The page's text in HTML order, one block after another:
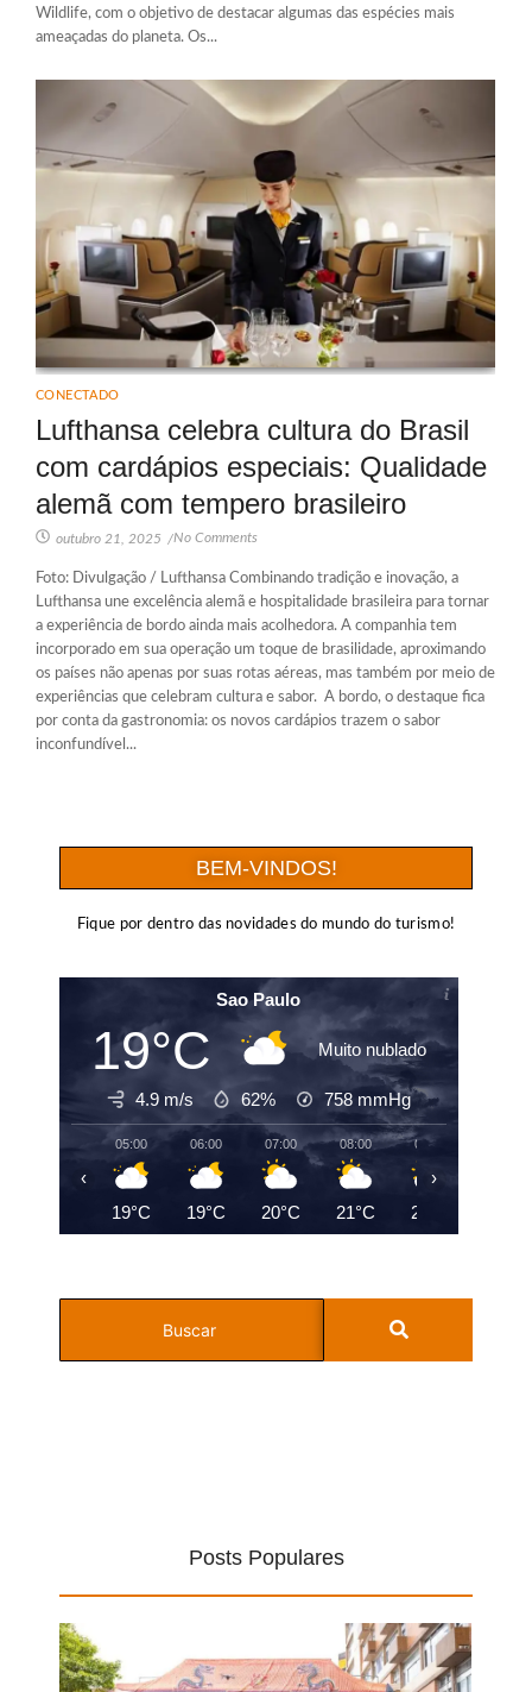
Wildlife, com o objetivo de destacar algumas das espécies mais
ameaçadas do planeta. Os...
CONECTADO
Lufthansa celebra cultura do Brasil
com cardápios especiais: Qualidade
alemã com tempero brasileiro
outubro 21, 2025 /No Comments
Foto: Divulgação / Lufthansa Combinando tradição e inovação, a
Lufthansa une excelência alemã e hospitalidade brasileira para tornar
a experiência de bordo ainda mais acolhedora. A companhia tem
incorporado em sua operação um toque de brasilidade, aproximando
os países não apenas por suas rotas aéreas, mas também por meio de
experiências que celebram cultura e sabor. A bordo, o destaque fica
por conta da gastronomia: os novos cardápios trazem o sabor
inconfundível...
BEM-VINDOS!
Fique por dentro das novidades do mundo do turismo!
Sao Paulo
19°C Muito nublado
4.9 m/s 62% 758 mmHg
05:00
19°C
06:00
19°C
07:00
20°C
08:00
21°C
09:00
23°C
‹ ›
Posts Populares